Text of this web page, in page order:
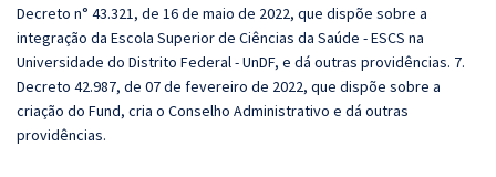
Decreto n° 43.321, de 16 de maio de 2022, que dispõe sobre a
integração da Escola Superior de Ciências da Saúde - ESCS na
Universidade do Distrito Federal - UnDF, e dá outras providências. 7.
Decreto 42.987, de 07 de fevereiro de 2022, que dispõe sobre a
criação do Fund, cria o Conselho Administrativo e dá outras
providências.